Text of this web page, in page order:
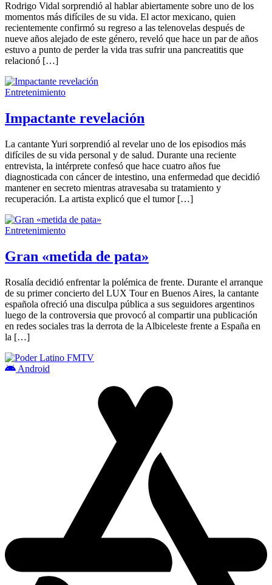
Rodrigo Vidal sorprendió al hablar abiertamente sobre uno de los
momentos más difíciles de su vida. El actor mexicano, quien
recientemente confirmó su regreso a las telenovelas después de
nueve años alejado de este género, reveló que hace un par de años
estuvo a punto de perder la vida tras sufrir una pancreatitis que
relacionó […]
Entretenimiento
Impactante revelación
La cantante Yuri sorprendió al revelar uno de los episodios más
difíciles de su vida personal y de salud. Durante una reciente
entrevista, la intérprete confesó que hace cuatro años fue
diagnosticada con cáncer de intestino, una enfermedad que decidió
mantener en secreto mientras atravesaba su tratamiento y
recuperación. La artista explicó que el tumor […]
Entretenimiento
Gran «metida de pata»
Rosalía decidió enfrentar la polémica de frente. Durante el arranque
de su primer concierto del LUX Tour en Buenos Aires, la cantante
española ofreció una disculpa pública a sus seguidores argentinos
luego de la controversia que provocó al compartir una publicación
en redes sociales tras la derrota de la Albiceleste frente a España en
la […]
Android